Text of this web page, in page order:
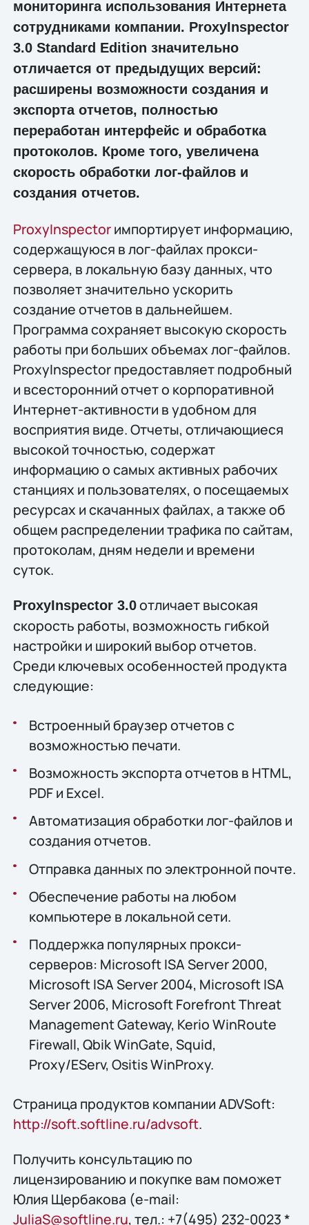
мониторинга использования Интернета
сотрудниками компании. ProxyInspector
3.0 Standard Edition значительно
отличается от предыдущих версий:
расширены возможности создания и
экспорта отчетов, полностью
переработан интерфейс и обработка
протоколов. Кроме того, увеличена
скорость обработки лог-файлов и
создания отчетов.
ProxyInspectorимпортирует информацию,
содержащуюся в лог-файлах прокси-
сервера, в локальную базу данных, что
позволяет значительно ускорить
создание отчетов в дальнейшем.
Программа сохраняет высокую скорость
работы при больших объемах лог-файлов.
ProxyInspector предоставляет подробный
и всесторонний отчет о корпоративной
Интернет-активности в удобном для
восприятия виде. Отчеты, отличающиеся
высокой точностью, содержат
информацию о самых активных рабочих
станциях и пользователях, о посещаемых
ресурсах и скачанных файлах, а также об
общем распределении трафика по сайтам,
протоколам, дням недели и времени
суток.
ProxyInspector 3.0отличает высокая
скорость работы, возможность гибкой
настройки и широкий выбор отчетов.
Среди ключевых особенностей продукта
следующие:
Встроенный браузер отчетов с
возможностью печати.
Возможность экспорта отчетов в HTML,
PDF и Excel.
Автоматизация обработки лог-файлов и
создания отчетов.
Отправка данных по электронной почте.
Обеспечение работы на любом
компьютере в локальной сети.
Поддержка популярных прокси-
серверов: Microsoft ISA Server 2000,
Microsoft ISA Server 2004, Microsoft ISA
Server 2006, Microsoft Forefront Threat
Management Gateway, Kerio WinRoute
Firewall, Qbik WinGate, Squid,
Proxy/EServ, Ositis WinProxy.
Страница продуктов компании ADVSoft:
http://soft.softline.ru/advsoft.
Получить конcультацию по
лицензированию и покупке вам поможет
Юлия Щербакова (e-mail:
JuliaS@softline.ru, тел.: +7(495) 232-0023 *